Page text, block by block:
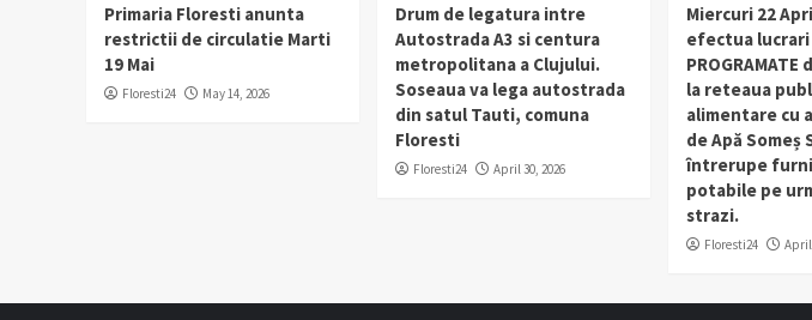
Primaria Floresti anunta
restrictii de circulatie Marti
19 Mai
Floresti24 May 14, 2026
Drum de legatura intre
Autostrada A3 si centura
metropolitana a Clujului.
Soseaua va lega autostrada
din satul Tauti, comuna
Floresti
Floresti24 April 30, 2026
Miercuri 22
efectua lucrari
la reteaua
alimentare cu
de Apă Someș
întrerupe
potabile pe
strazi.
Floresti24 April